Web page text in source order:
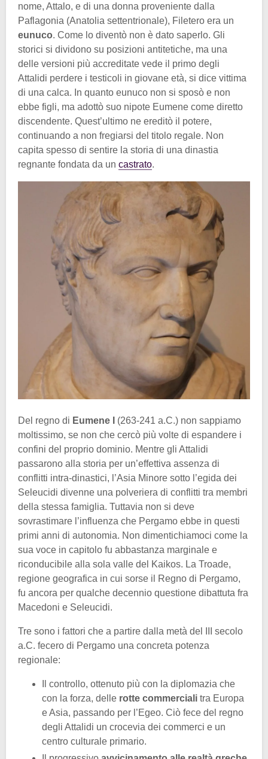
nome, Attalo, e di una donna proveniente dalla
Paflagonia (Anatolia settentrionale), Filetero era un
eunuco. Come lo diventò non è dato saperlo. Gli
storici si dividono su posizioni antitetiche, ma una
delle versioni più accreditate vede il primo degli
Attalidi perdere i testicoli in giovane età, si dice vittima
di una calca. In quanto eunuco non si sposò e non
ebbe figli, ma adottò suo nipote Eumene come diretto
discendente. Quest’ultimo ne ereditò il potere,
continuando a non fregiarsi del titolo regale. Non
capita spesso di sentire la storia di una dinastia
regnante fondata da un castrato.
Del regno di Eumene I
(263-241 a.C.) non sappiamo
moltissimo, se non che cercò più volte di espandere i
confini del proprio dominio. Mentre gli Attalidi
passarono alla storia per un’effettiva assenza di
conflitti intra-dinastici, l’Asia Minore sotto l’egida dei
Seleucidi divenne una polveriera di conflitti tra membri
della stessa famiglia. Tuttavia non si deve
sovrastimare l’influenza che Pergamo ebbe in questi
primi anni di autonomia. Non dimentichiamoci come la
sua voce in capitolo fu abbastanza marginale e
riconducibile alla sola valle del Kaikos. La Troade,
regione geografica in cui sorse il Regno di Pergamo,
fu ancora per qualche decennio questione dibattuta fra
Macedoni e Seleucidi.
Tre sono i fattori che a partire dalla metà del III secolo
a.C. fecero di Pergamo una concreta potenza
regionale:
Il controllo, ottenuto più con la diplomazia che
con la forza, delle rotte commerciali tra Europa
e Asia, passando per l’Egeo. Ciò fece del regno
degli Attalidi un crocevia dei commerci e un
centro culturale primario.